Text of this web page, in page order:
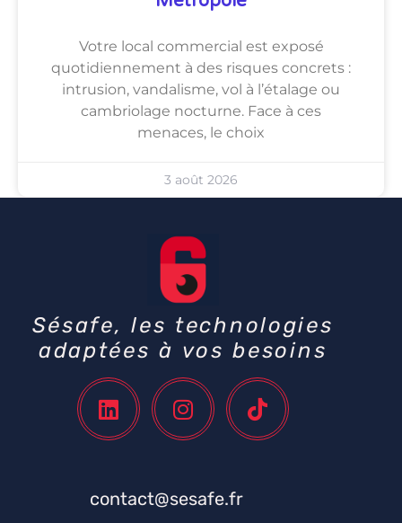
Votre local commercial est exposé
quotidiennement à des risques concrets :
intrusion, vandalisme, vol à l’étalage ou
cambriolage nocturne. Face à ces
menaces, le choix
3 août 2026
Sésafe, les technologies
adaptées à vos besoins
contact@sesafe.fr